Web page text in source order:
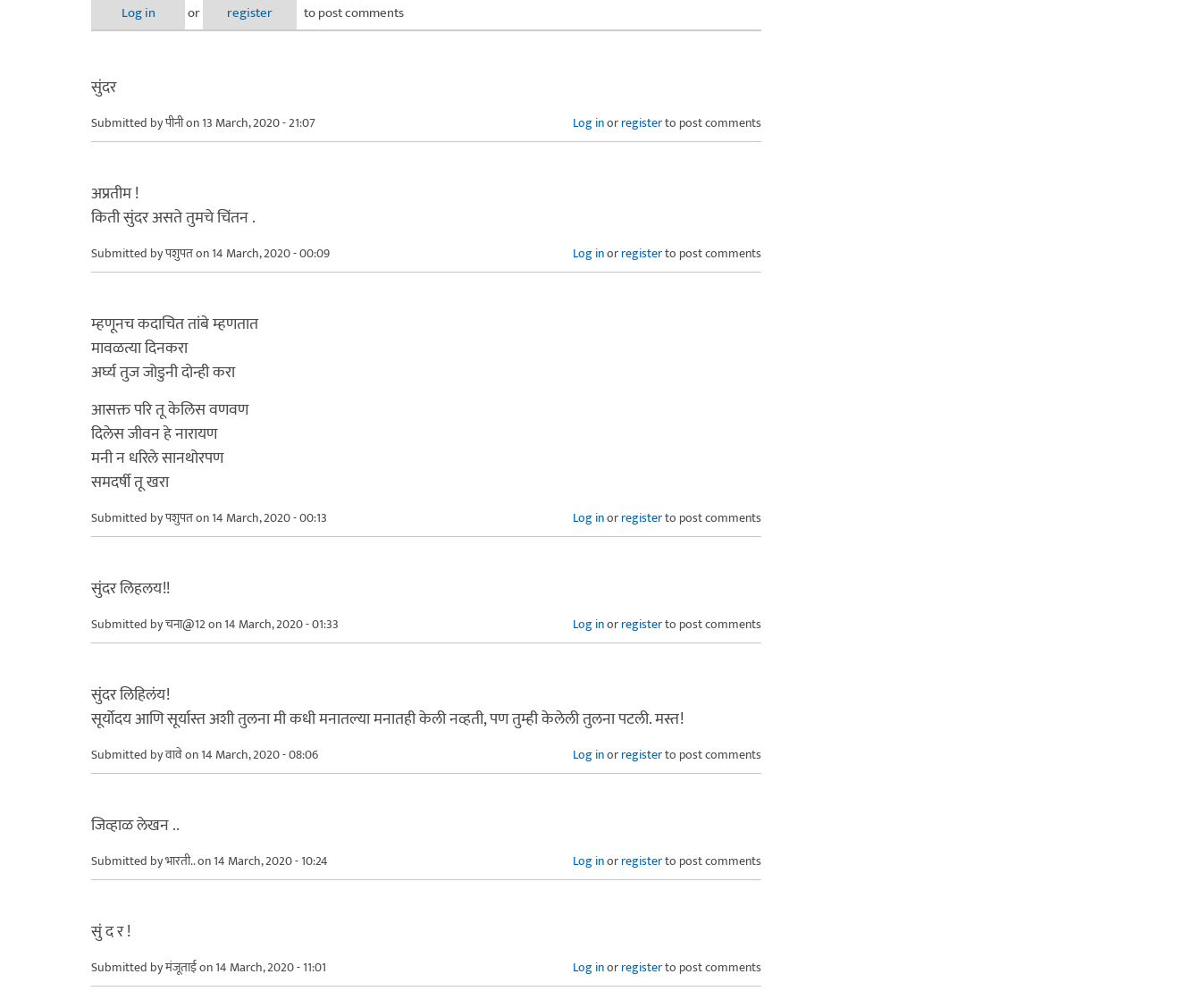
Log in or register to post comments
सुंदर
Submitted byपीनीon 13 March, 2020 - 21:07 Log inorregisterto post comments
अप्रतीम !
किती सुंदर असते तुमचे चिंतन .
Submitted byपशुपतon 14 March, 2020 - 00:09 Log inorregisterto post comments
म्हणूनच कदाचित तांबे म्हणतात
मावळत्या दिनकरा
अर्घ्य तुज जोडुनी दोन्ही करा
आसक्त परि तू केलिस वणवण
दिलेस जीवन हे नारायण
मनी न धरिले सानथोरपण
समदर्षी तू खरा
Submitted byपशुपतon 14 March, 2020 - 00:13 Log inorregisterto post comments
सुंदर लिहलय!!
Submitted byचना@12on 14 March, 2020 - 01:33 Log inorregisterto post comments
सुंदर लिहिलंय!
सूर्योदय आणि सूर्यास्त अशी तुलना मी कधी मनातल्या मनातही केली नव्हती, पण तुम्ही केलेली तुलना पटली. मस्त!
Submitted byवावेon 14 March, 2020 - 08:06 Log inorregisterto post comments
जिव्हाळ लेखन ..
Submitted byभारती..on 14 March, 2020 - 10:24 Log inorregisterto post comments
सुं द र !
Submitted byमंजूताईon 14 March, 2020 - 11:01 Log inorregisterto post comments